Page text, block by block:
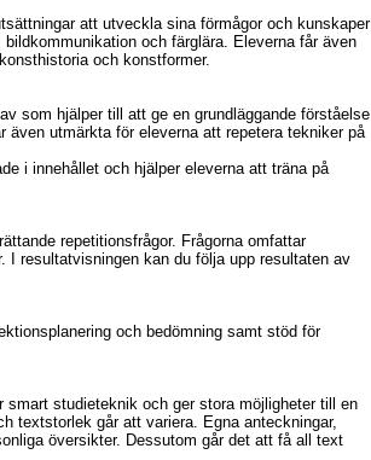
att utveckla sina förmågor och kunskaper
och färglära. Eleverna får även
och konstformer.
som hjälper till att ge en grundläggande förståelse
även utmärkta för eleverna att repetera tekniker på
i innehållet och hjälper eleverna att träna på
repetitionsfrågor. Frågorna omfattar
I resultatvisningen kan du följa upp resultaten av
och bedömning samt stöd för
smart studieteknik och ger stora möjligheter till en
textstorlek går att variera. Egna anteckningar,
översikter. Dessutom går det att få all text